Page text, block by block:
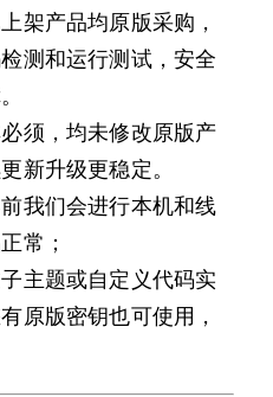
架产品均原版采购，
测和运行测试，安全
须，均未修改原版产
新升级更稳定。
我们会进行本机和线
常；
主题或自定义代码实
原版密钥也可使用，